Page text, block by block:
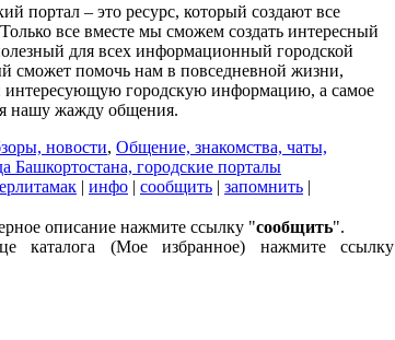
портал – это ресурс, который создают все
все вместе мы сможем создать интересный
для всех информационный городской
сможет помочь нам в повседневной жизни,
интересующую городскую информацию, а самое
нашу жажду общения.
новости, Общение, знакомства, чаты,
Башкортостана, городские порталы
| инфо | сообщить | запомнить |
описание нажмите ссылку "сообщить".
каталога (Мое избранное) нажмите ссылку